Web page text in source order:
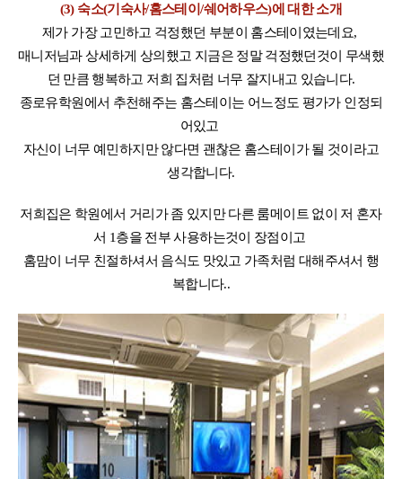
(3) 숙소(기숙사/홈스테이/쉐어하우스)에 대한 소개
제가 가장 고민하고 걱정했던 부분이 홈스테이였는데요,
매니저님과 상세하게 상의했고 지금은 정말 걱정했던것이 무색했
던 만큼 행복하고 저희 집처럼 너무 잘지내고 있습니다.
종로유학원에서 추천해주는 홈스테이는 어느정도 평가가 인정되
어있고
자신이 너무 예민하지만 않다면 괜찮은 홈스테이가 될 것이라고
생각합니다.
저희집은 학원에서 거리가 좀 있지만 다른 룸메이트 없이 저 혼자
서 1층을 전부 사용하는것이 장점이고
홈맘이 너무 친절하셔서 음식도 맛있고 가족처럼 대해주셔서 행
복합니다..